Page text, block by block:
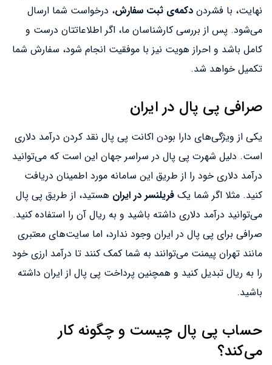
نهایت، با فشردن دکمه‌ی ثبت سفارش، درخواست شما ارسال
می‌شود. پس از بررسی کارشناسان ما، اگر اطلاعاتتان درست و
کامل باشد و احراز هویت نیز با موفقیت انجام شود، سفارش شما
تکمیل خواهد شد.
صرافی پی پال در ایران
یکی از ویژگی‌های دارا بودن اکانت پی پال نقد کردن درآمد دلاری
است. دلیل شهرت پی پال در سراسر جهان این است که می‌توانید
درآمد دلاری خود را از طریق این سامانه مورد اطمینان دریافت
کنید. مثلا اگر شما یک فریلنسر در ایران هستید، از طریق پی پال
می‌توانید درآمد دلاری داشته باشید و به ریال آن را استفاده کنید.
صرافی برای پی پال در ایران وجود ندارد، اما سایت‌های معتبری
مانند تهران پیمنت می‌توانند به شما کمک کنند تا درآمد ارزی خود
را به ریال تبدیل کنید و همچنین پرداخت پی پال از ایران داشته
باشید.
حساب پی پال چیست و چگونه کار
می‌کند؟